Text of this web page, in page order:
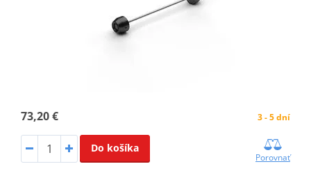
73,20 € 3 - 5 dní
Do košíka
Porovnať